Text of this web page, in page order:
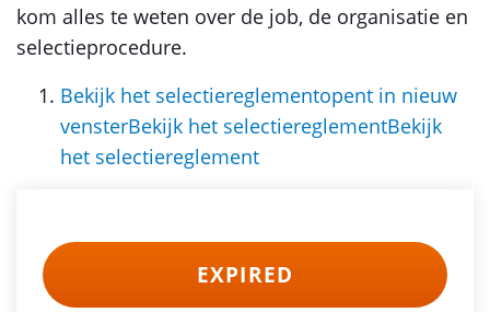
kom alles te weten over de job, de organisatie en
selectieprocedure.
Bekijk het selectiereglementopent in nieuw
vensterBekijk het selectiereglementBekijk
het selectiereglement
EXPIRED